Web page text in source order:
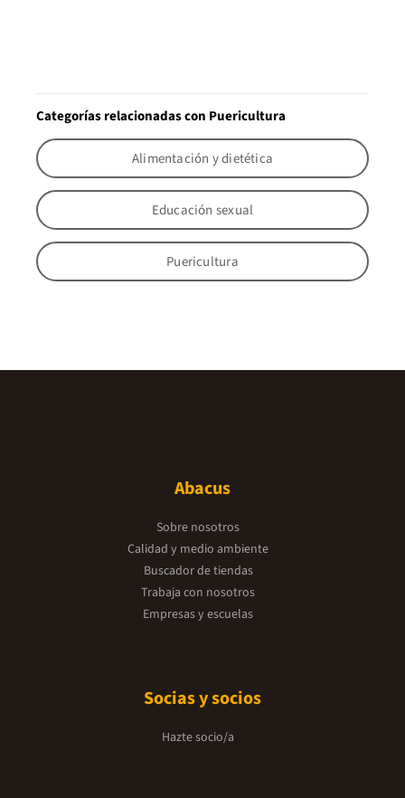
Categorías relacionadas con Puericultura
Alimentación y dietética
Educación sexual
Puericultura
Abacus
Sobre nosotros
Calidad y medio ambiente
Buscador de tiendas
Trabaja con nosotros
Empresas y escuelas
Socias y socios
Hazte socio/a